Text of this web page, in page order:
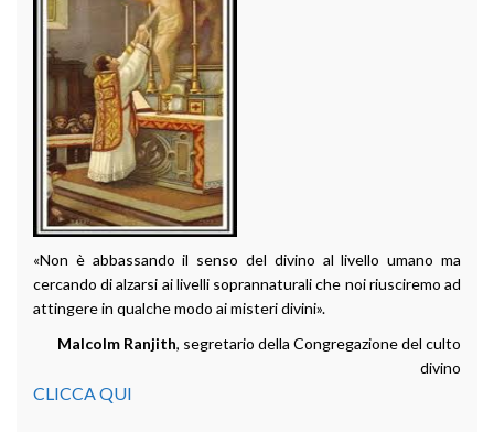
«Non è abbassando il senso del divino al livello umano ma
cercando di alzarsi ai livelli soprannaturali che noi riusciremo ad
attingere in qualche modo ai misteri divini».
Malcolm Ranjith, segretario della Congregazione del culto
divino
CLICCA QUI